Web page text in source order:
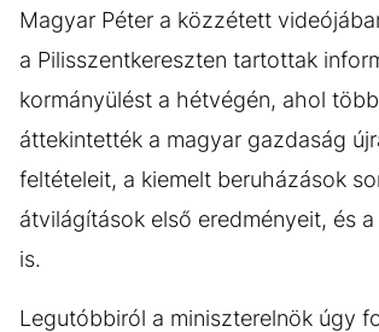
Magyar Péter a közzétett
a Pilisszentkereszten tartottak
kormányülést a hétvégén, ahol
áttekintették a magyar gazdaság
feltételeit, a kiemelt beruházások
átvilágítások első eredményeit, és
is.
Legutóbbiról a miniszterelnök úgy